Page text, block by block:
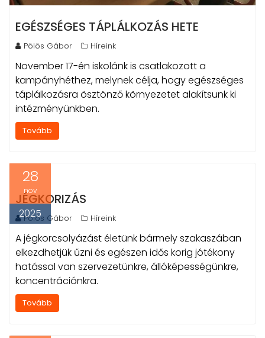
EGÉSZSÉGES TÁPLÁLKOZÁS HETE
Pölös Gábor Híreink
November 17-én iskolánk is csatlakozott a
kampányhéthez, melynek célja, hogy egészséges
táplálkozásra ösztönző környezetet alakítsunk ki
intézményünkben.
Tovább
28
nov
2025
JÉGKORIZÁS
Pölös Gábor Híreink
A jégkorcsolyázást életünk bármely szakaszában
elkezdhetjük űzni és egészen idős korig jótékony
hatással van szervezetünkre, állóképességünkre,
koncentrációnkra.
Tovább